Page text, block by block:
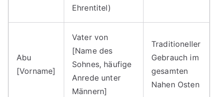
Ehrentitel)
Abu
[Vorname]
Vater von
[Name des
Sohnes, häufige
Anrede unter
Männern]
Traditioneller
Gebrauch im
gesamten
Nahen Osten